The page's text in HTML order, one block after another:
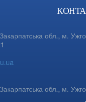
обл., м.
обл., м.